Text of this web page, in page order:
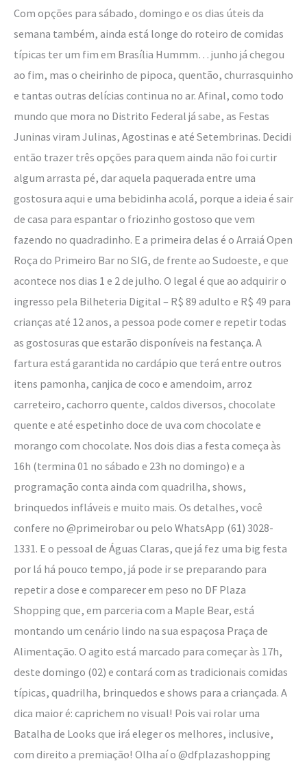
Com opções para sábado, domingo e os dias úteis da
semana também, ainda está longe do roteiro de comidas
típicas ter um fim em Brasília Hummm… junho já chegou
ao fim, mas o cheirinho de pipoca, quentão, churrasquinho
e tantas outras delícias continua no ar. Afinal, como todo
mundo que mora no Distrito Federal já sabe, as Festas
Juninas viram Julinas, Agostinas e até Setembrinas. Decidi
então trazer três opções para quem ainda não foi curtir
algum arrasta pé, dar aquela paquerada entre uma
gostosura aqui e uma bebidinha acolá, porque a ideia é sair
de casa para espantar o friozinho gostoso que vem
fazendo no quadradinho. E a primeira delas é o Arraiá Open
Roça do Primeiro Bar no SIG, de frente ao Sudoeste, e que
acontece nos dias 1 e 2 de julho. O legal é que ao adquirir o
ingresso pela Bilheteria Digital – R$ 89 adulto e R$ 49 para
crianças até 12 anos, a pessoa pode comer e repetir todas
as gostosuras que estarão disponíveis na festança. A
fartura está garantida no cardápio que terá entre outros
itens pamonha, canjica de coco e amendoim, arroz
carreteiro, cachorro quente, caldos diversos, chocolate
quente e até espetinho doce de uva com chocolate e
morango com chocolate. Nos dois dias a festa começa às
16h (termina 01 no sábado e 23h no domingo) e a
programação conta ainda com quadrilha, shows,
brinquedos infláveis e muito mais. Os detalhes, você
confere no @primeirobar ou pelo WhatsApp (61) 3028-
1331. E o pessoal de Águas Claras, que já fez uma big festa
por lá há pouco tempo, já pode ir se preparando para
repetir a dose e comparecer em peso no DF Plaza
Shopping que, em parceria com a Maple Bear, está
montando um cenário lindo na sua espaçosa Praça de
Alimentação. O agito está marcado para começar às 17h,
deste domingo (02) e contará com as tradicionais comidas
típicas, quadrilha, brinquedos e shows para a criançada. A
dica maior é: caprichem no visual! Pois vai rolar uma
Batalha de Looks que irá eleger os melhores, inclusive,
com direito a premiação! Olha aí o @dfplazashopping
sair
perambulando
pelas
Festas
Julinas